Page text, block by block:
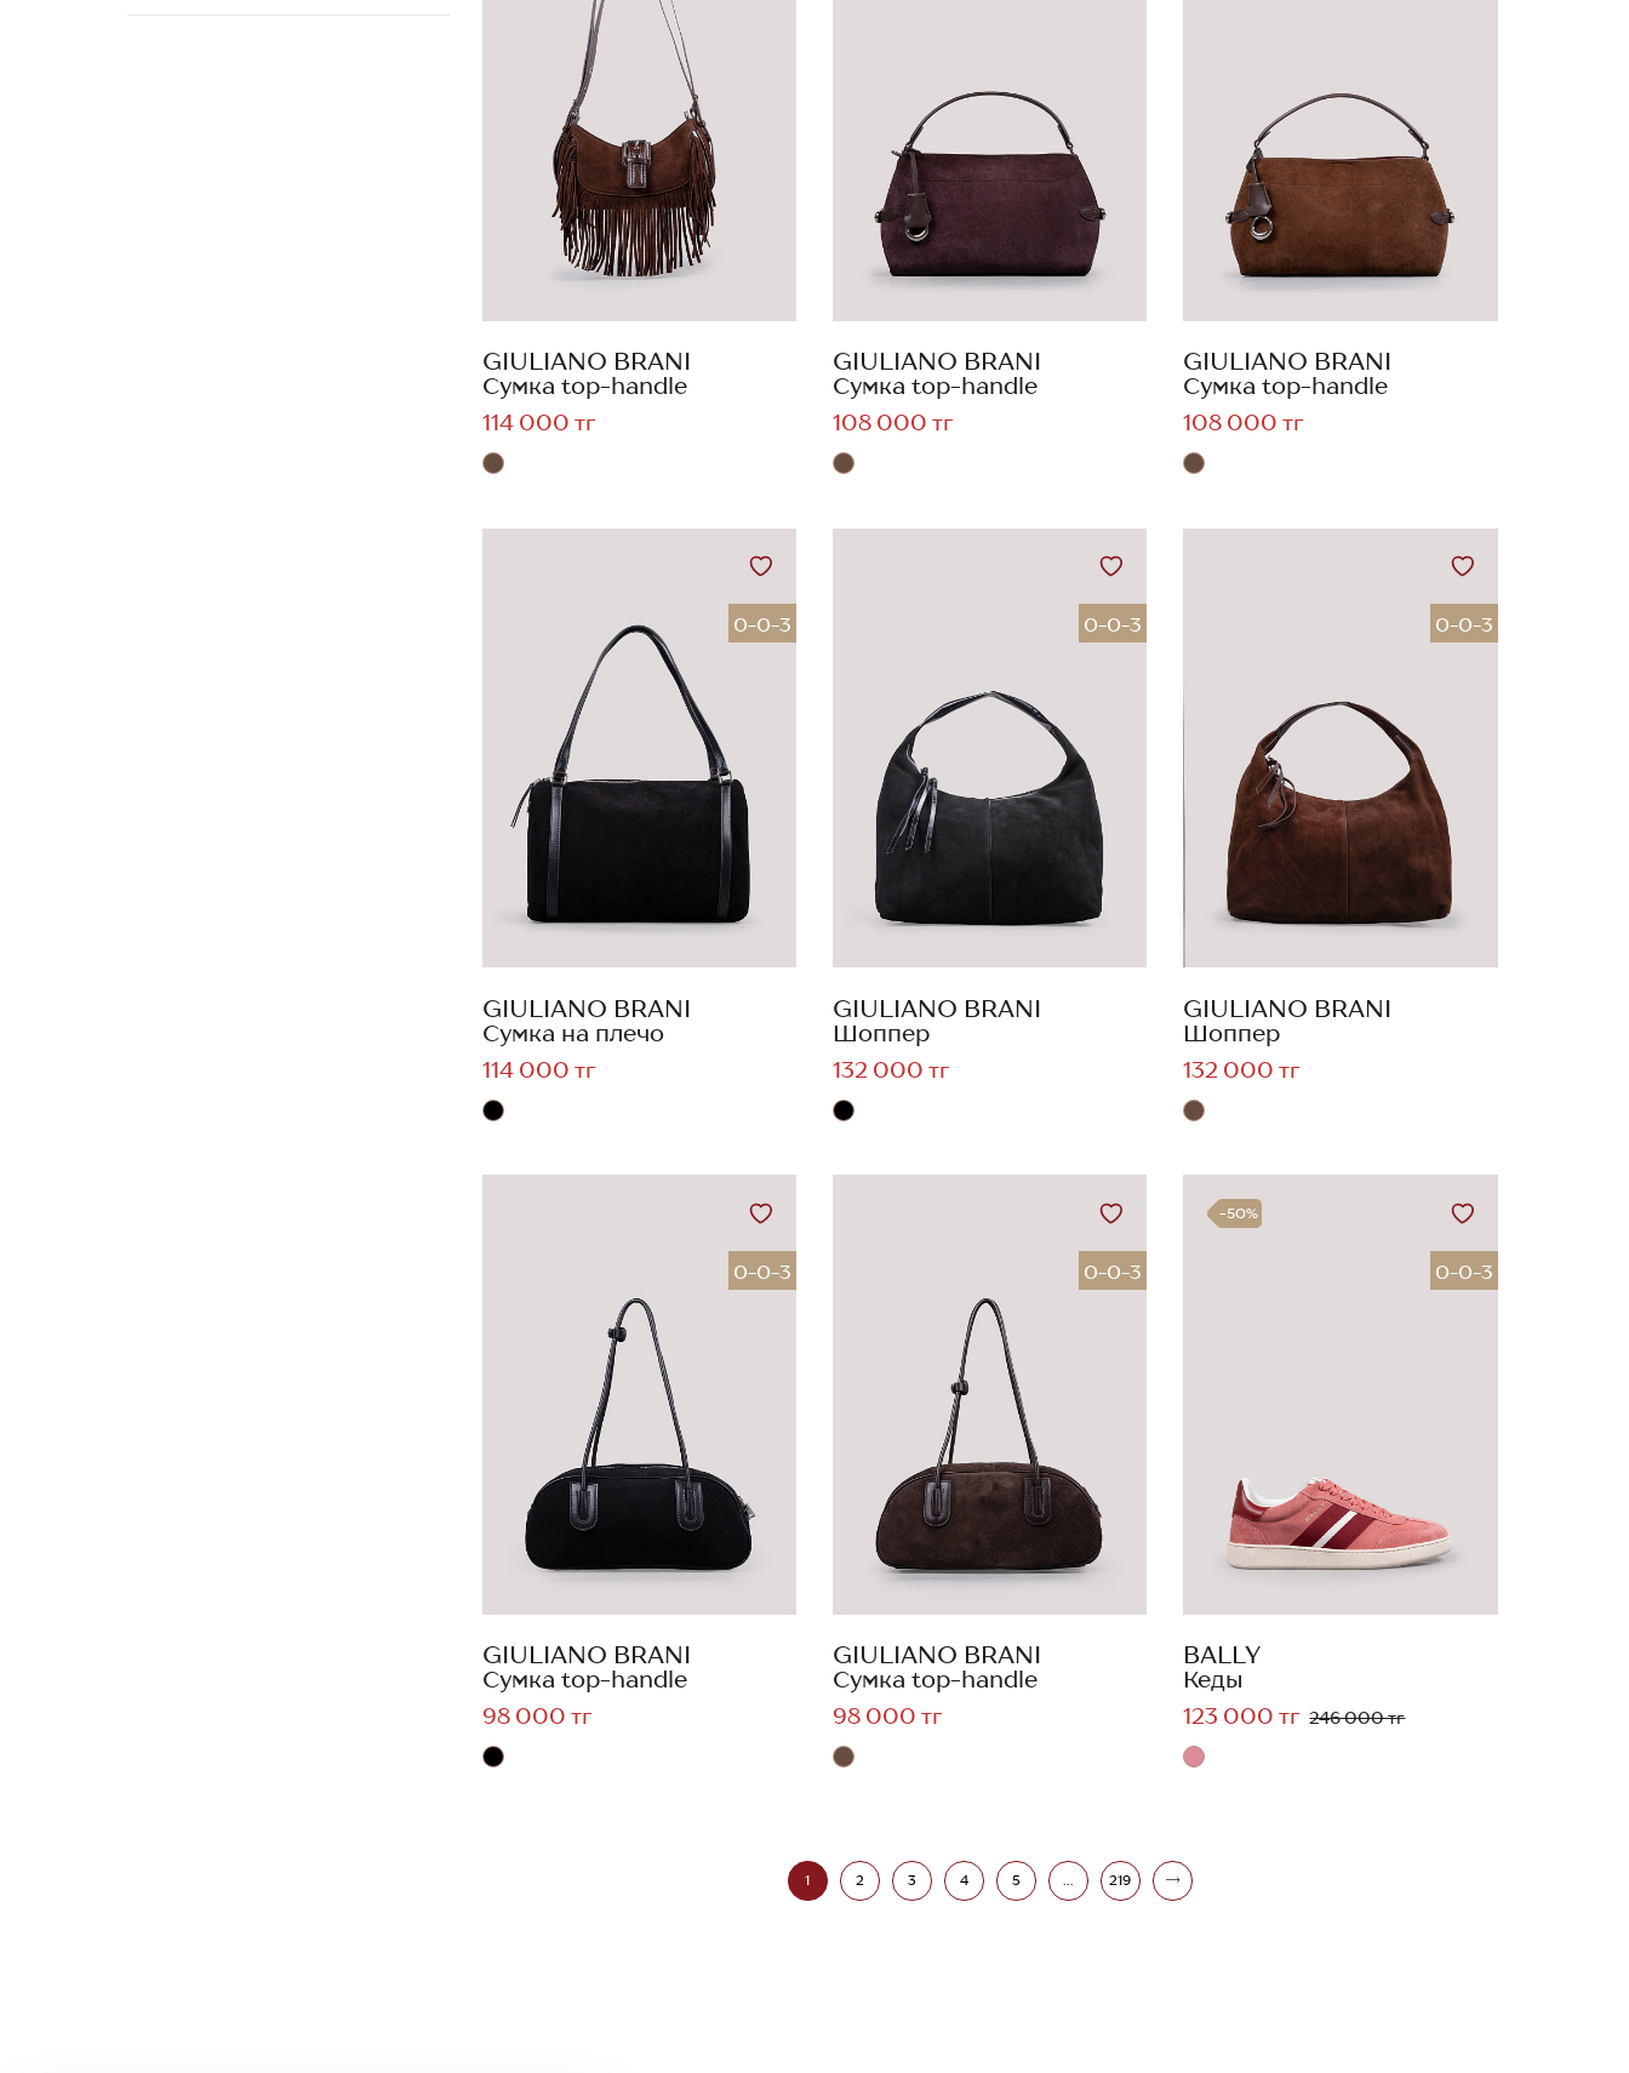
GIULIANO BRANI
Сумка top-handle
114 000 тг
GIULIANO BRANI
Сумка top-handle
108 000 тг
GIULIANO BRANI
Сумка top-handle
108 000 тг
0-0-3
GIULIANO BRANI
Сумка на плечо
114 000 тг
0-0-3
GIULIANO BRANI
Шоппер
132 000 тг
0-0-3
GIULIANO BRANI
Шоппер
132 000 тг
0-0-3
GIULIANO BRANI
Сумка top-handle
98 000 тг
0-0-3
GIULIANO BRANI
Сумка top-handle
98 000 тг
-50%
0-0-3
BALLY
Кеды
123 000 тг 246 000 тг
1 2 3 4 5 219